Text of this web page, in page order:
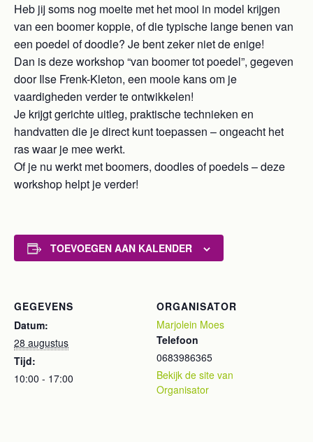
Heb jij soms nog moeite met het mooi in model krijgen
van een boomer koppie, of die typische lange benen van
een poedel of doodle? Je bent zeker niet de enige!
Dan is deze workshop “van boomer tot poedel”, gegeven
door Ilse Frenk-Kleton, een mooie kans om je
vaardigheden verder te ontwikkelen!
Je krijgt gerichte uitleg, praktische technieken en
handvatten die je direct kunt toepassen – ongeacht het
ras waar je mee werkt.
Of je nu werkt met boomers, doodles of poedels – deze
workshop helpt je verder!
TOEVOEGEN AAN KALENDER
GEGEVENS
Datum:
28 augustus
Tijd:
10:00 - 17:00
ORGANISATOR
Marjolein Moes
Telefoon
0683986365
Bekijk de site van
Organisator